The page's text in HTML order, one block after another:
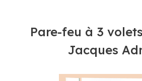
Pare-feu à 3
Jacques